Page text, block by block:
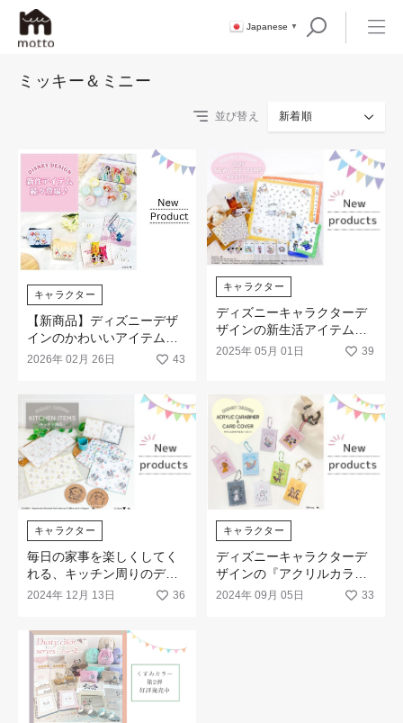
Japanese ▼
ミッキー＆ミニー
並び替え 新着順
キャラクター
【新商品】ディズニーデザ
インのかわいいアイテムが
続々登場です！
2026年 02月 26日 43
キャラクター
ディズニーキャラクターデ
ザインの新生活アイテムの
ご紹介
2025年 05月 01日 39
キャラクター
毎日の家事を楽しくしてく
れる、キッチン周りのディ
ズニーキャラクターグッズ
2024年 12月 13日 36
キャラクター
ディズニーキャラクターデ
ザインの『アクリルカラビ
ナ』と『カードカバー』が
2024年 09月 05日 33